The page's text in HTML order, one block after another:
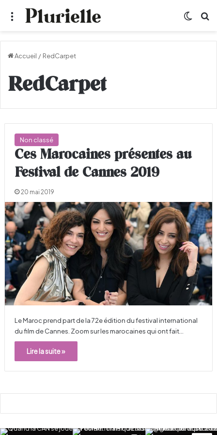
Menu
Accueil / RedCarpet
RedCarpet
Non classé
Ces Marocaines présentes au
Festival de Cannes 2019
20 mai 2019
Le Maroc prend part de la 72e édition du festival international
du film de Cannes. Zoom sur les marocaines qui ont fait…
Lire la suite »